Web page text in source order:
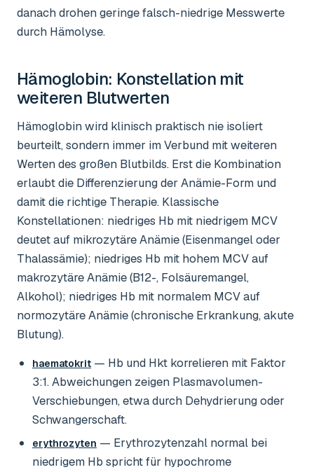
danach drohen geringe falsch-niedrige Messwerte
durch Hämolyse.
Hämoglobin: Konstellation mit
weiteren Blutwerten
Hämoglobin wird klinisch praktisch nie isoliert
beurteilt, sondern immer im Verbund mit weiteren
Werten des großen Blutbilds. Erst die Kombination
erlaubt die Differenzierung der Anämie-Form und
damit die richtige Therapie. Klassische
Konstellationen: niedriges Hb mit niedrigem MCV
deutet auf mikrozytäre Anämie (Eisenmangel oder
Thalassämie); niedriges Hb mit hohem MCV auf
makrozytäre Anämie (B12-, Folsäuremangel,
Alkohol); niedriges Hb mit normalem MCV auf
normozytäre Anämie (chronische Erkrankung, akute
Blutung).
haematokrit — Hb und Hkt korrelieren mit Faktor
3:1. Abweichungen zeigen Plasmavolumen-
Verschiebungen, etwa durch Dehydrierung oder
Schwangerschaft.
erythrozyten — Erythrozytenzahl normal bei
niedrigem Hb spricht für hypochrome